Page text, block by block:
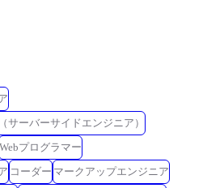
サーバーサイドエンジニア）
Webプログラマー
コーダー マークアップエンジニア